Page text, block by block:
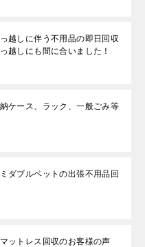
越しに伴う不用品の即日回収
越しにも間に合いました！
ケース、ラック、一般ごみ等
ダブルベットの出張不用品回
ットレス回収のお客様の声